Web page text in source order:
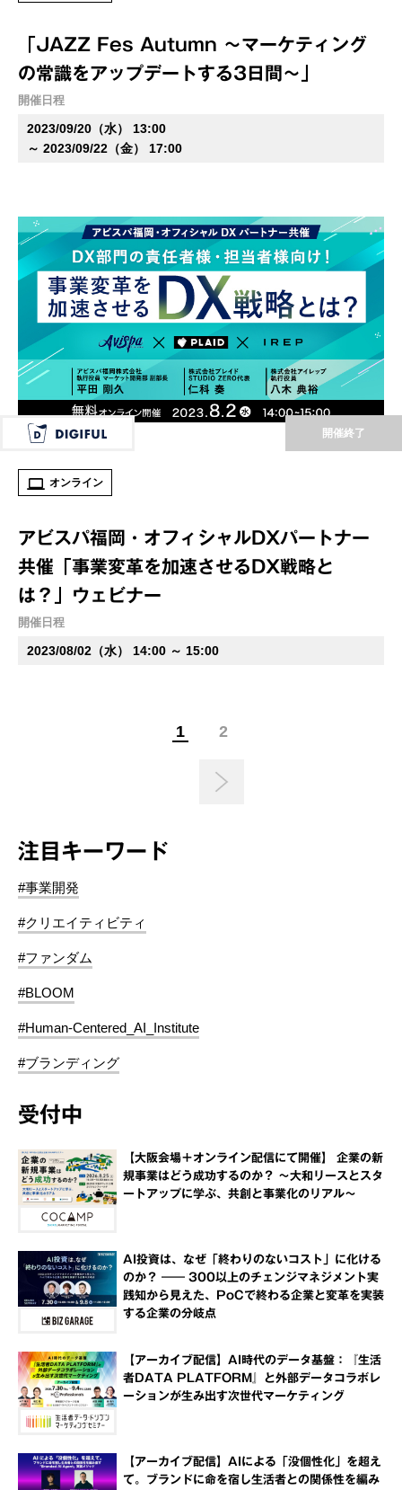
「JAZZ Fes Autumn ～マーケティング
の常識をアップデートする3日間～」
開催日程
2023/09/20（水） 13:00
～ 2023/09/22（金） 17:00
開催終了
オンライン
アビスパ福岡・オフィシャルDXパートナー
共催「事業変革を加速させるDX戦略と
は？」ウェビナー
開催日程
2023/08/02（水） 14:00 ～ 15:00
1 2
注目キーワード
#事業開発
#クリエイティビティ
#ファンダム
#BLOOM
#Human-Centered_AI_Institute
#ブランディング
受付中
【大阪会場＋オンライン配信にて開催】 企業の新
規事業はどう成功するのか？ ～大和リースとスタ
ートアップに学ぶ、共創と事業化のリアル～
AI投資は、なぜ「終わりのないコスト」に化ける
のか？ ―― 300以上のチェンジマネジメント実
践知から見えた、PoCで終わる企業と変革を実装
する企業の分岐点
【アーカイブ配信】AI時代のデータ基盤：『生活
者DATA PLATFORM』と外部データコラボレ
ーションが生み出す次世代マーケティング
【アーカイブ配信】AIによる「没個性化」を超え
て。ブランドに命を宿し生活者との関係性を編み